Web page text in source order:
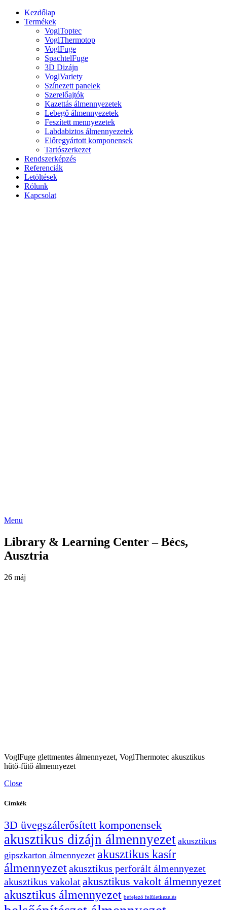
Kezdőlap
Termékek
VoglToptec
VoglThermotop
VoglFuge
SpachtelFuge
3D Dizájn
VoglVariety
Színezett panelek
Szerelőajtók
Kazettás álmennyezetek
Lebegő álmennyezetek
Feszített mennyezetek
Labdabiztos álmennyezetek
Előregyártott komponensek
Tartószerkezet
Rendszerképzés
Referenciák
Letöltések
Rólunk
Kapcsolat
Menu
Library & Learning Center – Bécs,
Ausztria
26 máj
VoglFuge glettmentes álmennyezet, VoglThermotec akusztikus
hűtő-fűtő álmennyezet
Close
Címkék
3D üvegszálerősített komponensek
akusztikus dizájn álmennyezet akusztikus
gipszkarton álmennyezet akusztikus kasír
álmennyezetakusztikus perforált álmennyezet
akusztikus vakolatakusztikus vakolt álmennyezet
akusztikus álmennyezet befejező felületkezelés